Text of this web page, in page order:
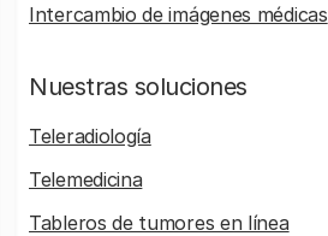
Intercambio de imágenes médicas
Nuestras soluciones
Teleradiología
Telemedicina
Tableros de tumores en línea